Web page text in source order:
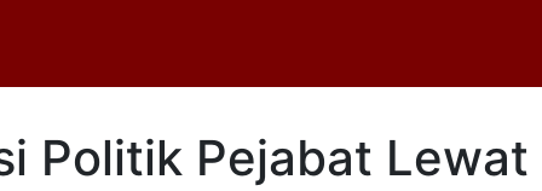
Politik Pejabat